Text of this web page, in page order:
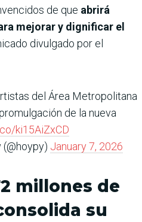
de que abrirá
mejorar y dignificar el
divulgado por el
del Área Metropolitana
de la nueva
ki15AiZxCD
(@hoypy) January 7, 2026
millones de
su